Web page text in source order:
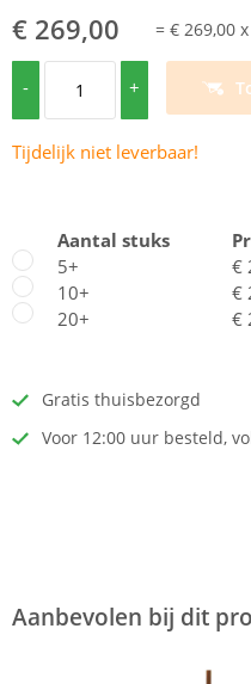
€ 269,00 = € 269,00 x
- +
Tijdelijk niet leverbaar!
Aantal stuks
5+
€
10+
€
20+
€
Gratis thuisbezorgd
Voor 12:00 uur besteld,
Aanbevolen bij dit